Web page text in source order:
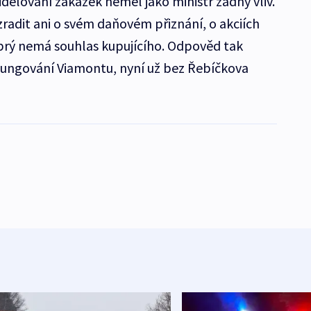
ani o svém daňovém přiznání, o akciích
nemá souhlas kupujícího. Odpověd tak
Viamontu, nyní už bez Řebíčkova